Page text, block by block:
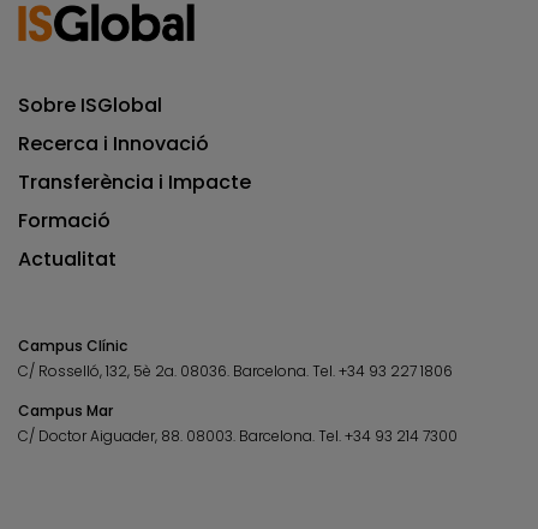
Sobre ISGlobal
Recerca i Innovació
Transferència i Impacte
Formació
Actualitat
Campus Clínic
C/ Rosselló, 132, 5è 2a. 08036. Barcelona.Tel.+34 93 227 1806
Campus Mar
C/ Doctor Aiguader, 88. 08003. Barcelona.Tel.+34 93 214 7300